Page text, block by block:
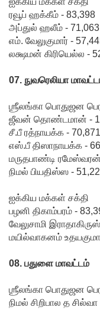
சிறுவர்
கதை நூல்
ஆகஸ்ட்
15
மகசின்
சிறைக்கு
ள்
போதைப்
பொருள்
வீச
முயன்ற
நாடு
ரவூப் ஹக்கீம் - 83,398
அப்துல் ஹலீம் - 71,063
எம். வேலுகுமார் -
லக்ஷமன் கிரியெல்ல -
07. நுவரெலியா
ஶ்ரீலங்கா பொதுஜன
ஜீவன் தொண்டமான் -
சீ.பீ ரத்நாயக்க -
எஸ்.பீ திஸாநாயக்க -
மருதபாண்டி
நிமல் பியதிஸ்ஸ -
ஐக்கிய மக்கள் சக்தி
பழனி திகாம்பரம் -
வேலுசாமி
மயில்வாகனம்
08. பதுளை மாவட்டம்
ஶ்ரீலங்கா பொதுஜன
நிமல் சிறிபால த